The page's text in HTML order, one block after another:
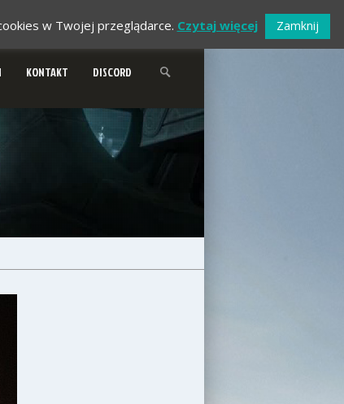
KONTAKT DISCORD
w Twojej przeglądarce. Czytaj więcej Zamknij